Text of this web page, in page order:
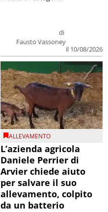
di
Fausto Vassoney
il 10/08/2026
ALLEVAMENTO
L’azienda agricola
Daniele Perrier di
Arvier chiede aiuto
per salvare il suo
allevamento, colpito
da un batterio